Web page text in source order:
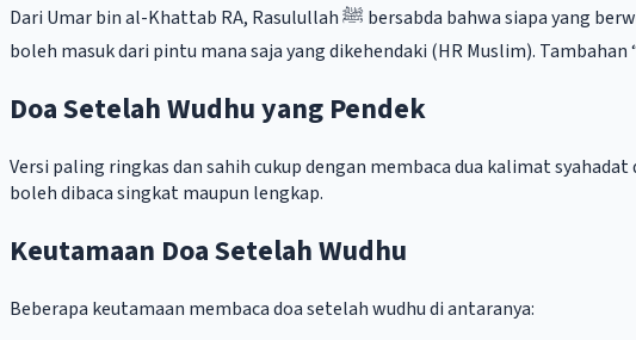
Dari Umar bin al-Khattab RA, Rasulullah ﷺ bersabda bahwa siapa yang berwudhu dengan sempurna lalu membaca dua kalimat syahadat, akan dibukakan untuknya delapan pintu surga dan ia
boleh masuk dari pintu mana saja yang dikehendaki (HR Muslim).
Doa Setelah Wudhu yang Pendek
Versi paling ringkas dan sahih cukup dengan membaca dua kalimat
boleh dibaca singkat maupun lengkap.
Keutamaan Doa Setelah Wudhu
Beberapa keutamaan membaca doa setelah wudhu di antaranya: